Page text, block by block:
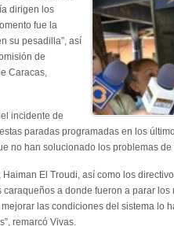
dirigen los
fue la
su pesadilla”, así
de
Caracas,
incidente de
paradas programadas en los
no han solucionado los problemas de
El Troudi, así como los
a donde fueron a parar
las condiciones del sistema lo
remarcó Vivas.